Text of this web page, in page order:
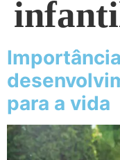
para a vida